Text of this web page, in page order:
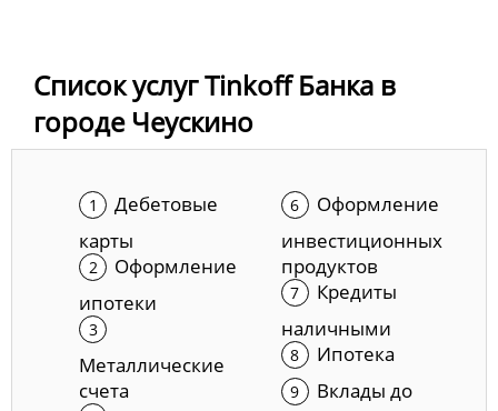
Список услуг Tinkoff Банка в
городе Чеускино
Дебетовые
карты
Оформление
ипотеки
Металлические
счета
Оформление
инвестиционных
продуктов
Кредиты
наличными
Ипотека
Вклады до